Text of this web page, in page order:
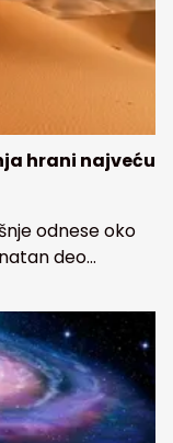
hrani najveću
odnese oko
deo
šumu na